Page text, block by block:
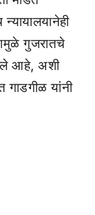
गुजरातचे
आहे, अशी
यांनी